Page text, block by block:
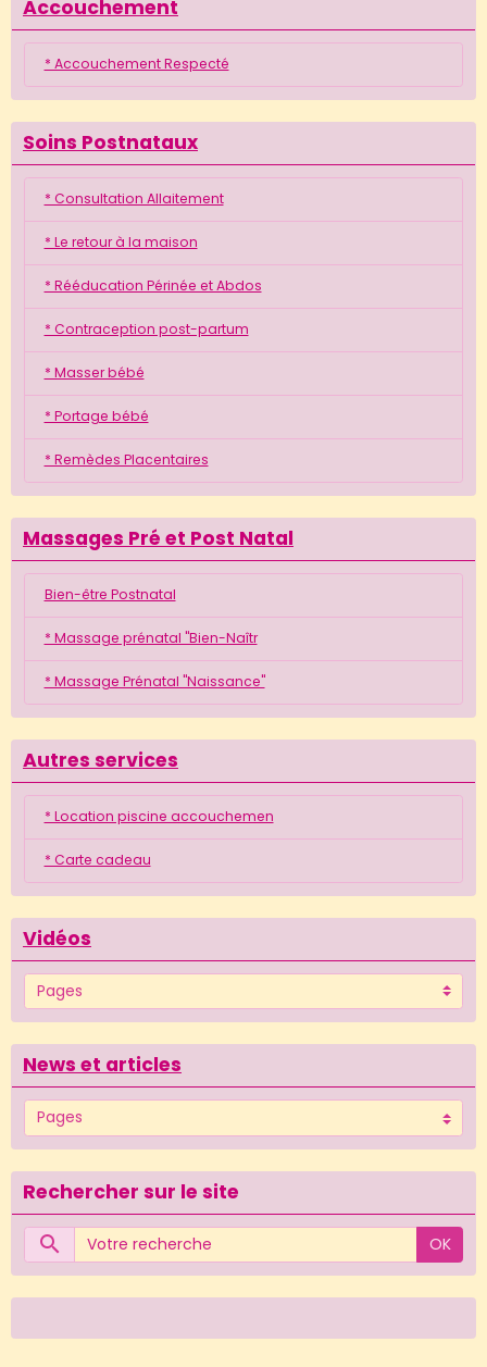
Accouchement
* Accouchement Respecté
Soins Postnataux
* Consultation Allaitement
* Le retour à la maison
* Rééducation Périnée et Abdos
* Contraception post-partum
* Masser bébé
* Portage bébé
* Remèdes Placentaires
Massages Pré et Post Natal
Bien-être Postnatal
* Massage prénatal "Bien-Naîtr
* Massage Prénatal "Naissance"
Autres services
* Location piscine accouchemen
* Carte cadeau
Vidéos
News et articles
Rechercher sur le site
OK